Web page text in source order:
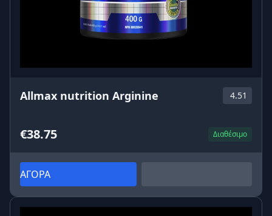
Allmax nutrition Arginine 4.51
€38.75 Διαθέσιμο
ΑΓΟΡΑ